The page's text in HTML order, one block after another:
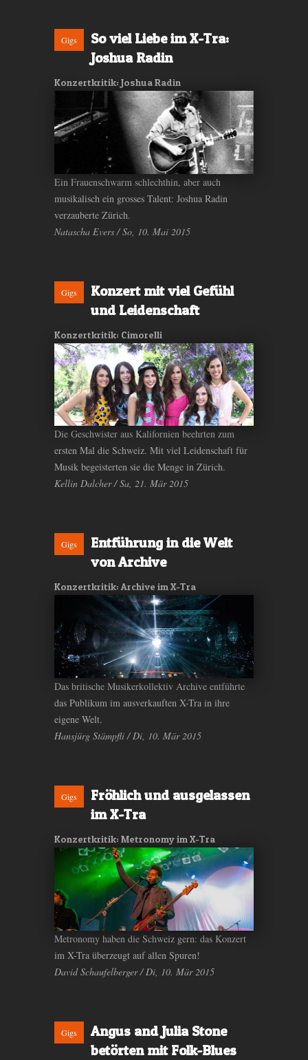
Gigs
So viel Liebe im X-Tra:
Joshua Radin
Konzertkritik: Joshua Radin
Ein Frauenschwarm schlechthin, aber auch
musikalisch ein grosses Talent: Joshua Radin
verzauberte Zürich.
Natascha Evers / So, 10. Mai 2015
Gigs
Konzert mit viel Gefühl
und Leidenschaft
Konzertkritik: Cimorelli
Die Geschwister aus Kalifornien beehrten zum
ersten Mal die Schweiz. Mit viel Leidenschaft für
Musik begeisterten sie die Menge in Zürich.
Kellin Dalcher / Sa, 21. Mär 2015
Gigs
Entführung in die Welt
von Archive
Konzertkritik: Archive im X-Tra
Das britische Musikerkollektiv Archive entführte
das Publikum im ausverkauften X-Tra in ihre
eigene Welt.
Hansjürg Stämpfli / Di, 10. Mär 2015
Gigs
Fröhlich und ausgelassen
im X-Tra
Konzertkritik: Metronomy im X-Tra
Metronomy haben die Schweiz gern: das Konzert
im X-Tra überzeugt auf allen Spuren!
David Schaufelberger / Di, 10. Mär 2015
Gigs
Angus and Julia Stone
betörten mit Folk-Blues